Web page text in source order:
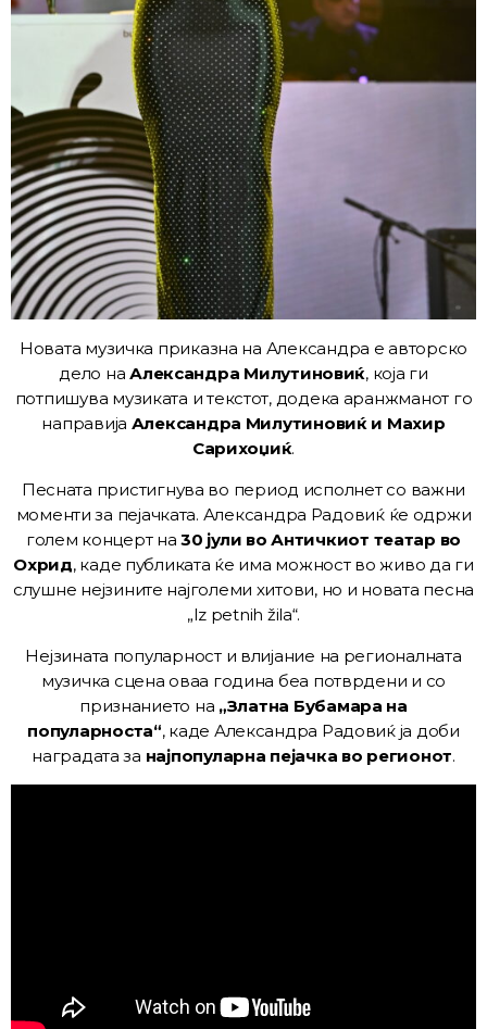
Новата музичка приказна на Александра е авторско
дело наАлександра Милутиновиќ, која ги
потпишува музиката и текстот, додека аранжманот го
направија Александра Милутиновиќ и Махир
Сарихоџиќ.
Песната пристигнува во период исполнет со важни
моменти за пејачката. Александра Радовиќ ќе одржи
голем концерт на30 јули во Античкиот театар во
Охрид, каде публиката ќе има можност во живо да ги
слушне нејзините најголеми хитови, но и новата песна
„Iz petnih žila“.
Нејзината популарност и влијание на регионалната
музичка сцена оваа година беа потврдени и со
признанието на „Златна Бубамара на
популарноста“, каде Александра Радовиќ ја доби
наградата за најпопуларна пејачка во регионот.